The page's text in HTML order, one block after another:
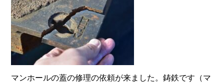
マンホールの蓋の修理の依頼が来ました。鋳鉄です（マ